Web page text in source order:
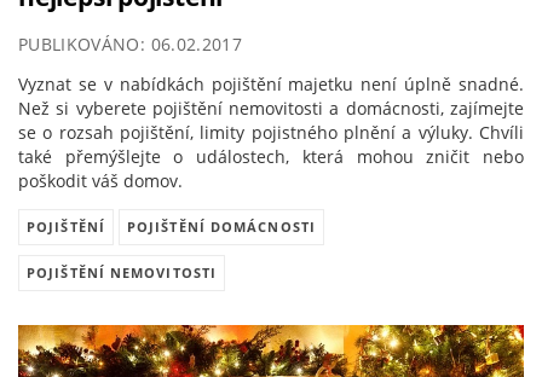
PUBLIKOVÁNO: 06.02.2017
Vyznat se v nabídkách pojištění majetku není úplně snadné.
Než si vyberete pojištění nemovitosti a domácnosti, zajímejte
se o rozsah pojištění, limity pojistného plnění a výluky. Chvíli
také přemýšlejte o událostech, která mohou zničit nebo
poškodit váš domov.
POJIŠTĚNÍ POJIŠTĚNÍ DOMÁCNOSTI
POJIŠTĚNÍ NEMOVITOSTI